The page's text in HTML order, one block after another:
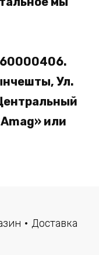
Ул.
или
• Доставка